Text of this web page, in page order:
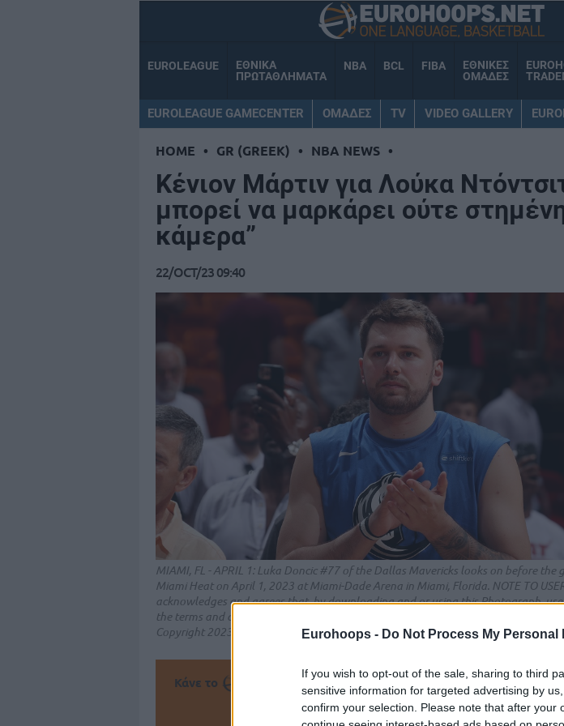
Eurohoops - Do Not Process My Personal
If you wish to opt-out of the sale, sharing to third
sensitive information for targeted advertising by
confirm your selection. Please note that after your
EUROLEAGUE
ΕΘΝΙΚΑ
ΠΡΩΤΑΘΛΗΜΑΤΑ
NBA BCL FIBA
ΕΘΝΙΚΕΣ
ΟΜΑΔΕΣ
EUROLEAGUE GAMECENTER ΟΜΑΔΕΣ TV VIDEO GALLERY
HOME • GR (GREEK) • NBA NEWS •
Κένιον Μάρτιν για Λούκα
μπορεί να μαρκάρει ούτε
κάμερα”
22/OCT/23 09:40
MIAMI, FL - APRIL 1: Luka Doncic #77 of the Dallas Mavericks looks on before the
Miami Heat on April 1, 2023 at Miami-Dade Arena in Miami, Florida. NOTE TO
acknowledges and agrees that, by downloading and or using this Photograph,
the terms and conditions of the Getty Images License Agreement. Mandatory
Copyright 2023 NBAE (Photo by Issac Baldizon/NBAE via Getty Images)
Κάνε το την Αγαπημένη σου πηγή για
Πρόσθεσε το Eurohoops στην Google